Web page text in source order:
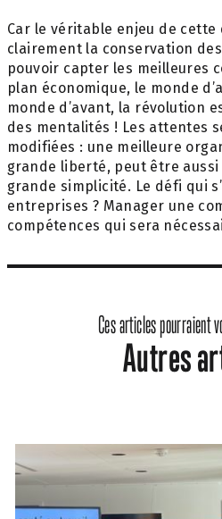
Car le véritable enjeu de cette
clairement la conservation
pouvoir capter les meilleures
plan économique, le monde
monde d’avant, la révolution
des mentalités ! Les attentes
modifiées : une meilleure
grande liberté, peut être
grande simplicité. Le défi qui
entreprises ? Manager une
compétences qui sera
Ces articles pourraient
Autres